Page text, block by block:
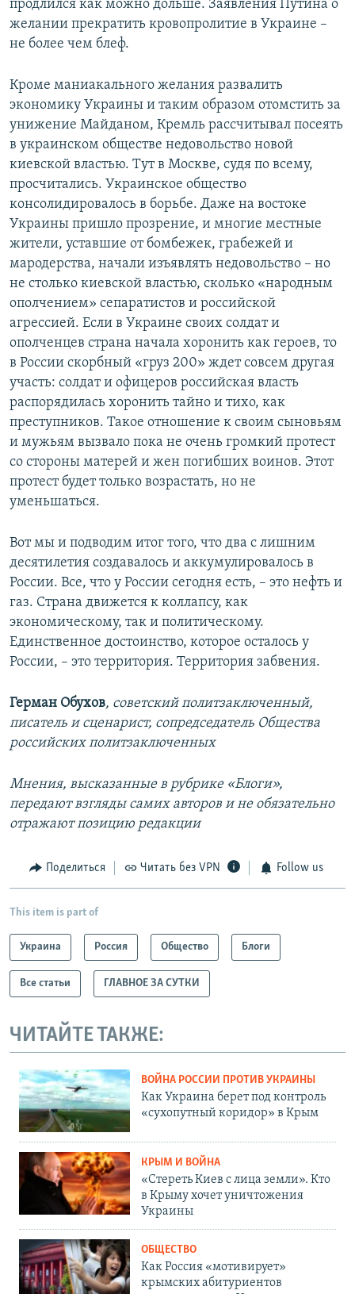
продлился как можно дольше. Заявления Путина о
желании прекратить кровопролитие в Украине –
не более чем блеф.
Кроме маниакального желания развалить
экономику Украины и таким образом отомстить за
унижение Майданом, Кремль рассчитывал посеять
в украинском обществе недовольство новой
киевской властью. Тут в Москве, судя по всему,
просчитались. Украинское общество
консолидировалось в борьбе. Даже на востоке
Украины пришло прозрение, и многие местные
жители, уставшие от бомбежек, грабежей и
мародерства, начали изъявлять недовольство – но
не столько киевской властью, сколько «народным
ополчением» сепаратистов и российской
агрессией. Если в Украине своих солдат и
ополченцев страна начала хоронить как героев, то
в России скорбный «груз 200» ждет совсем другая
участь: солдат и офицеров российская власть
распорядилась хоронить тайно и тихо, как
преступников. Такое отношение к своим сыновьям
и мужьям вызвало пока не очень громкий протест
со стороны матерей и жен погибших воинов. Этот
протест будет только возрастать, но не
уменьшаться.
Вот мы и подводим итог того, что два с лишним
десятилетия создавалось и аккумулировалось в
России. Все, что у России сегодня есть, – это нефть и
газ. Страна движется к коллапсу, как
экономическому, так и политическому.
Единственное достоинство, которое осталось у
России, – это территория. Территория забвения.
Герман Обухов, советский политзаключенный,
писатель и сценарист, сопредседатель Общества
российских политзаключенных
Мнения, высказанные в рубрике «Блоги»,
передают взгляды самих авторов и не обязательно
отражают позицию редакции
Поделиться Читать без VPN Follow us
This item is part of
Украина Россия Общество Блоги
Все статьи ГЛАВНОЕ ЗА СУТКИ
ЧИТАЙТЕ ТАКЖЕ:
ВОЙНА РОССИИ ПРОТИВ УКРАИНЫ
Как Украина берет под контроль
«сухопутный коридор» в Крым
КРЫМ И ВОЙНА
«Стереть Киев с лица земли». Кто
в Крыму хочет уничтожения
Украины
ОБЩЕСТВО
Как Россия «мотивирует»
крымских абитуриентов